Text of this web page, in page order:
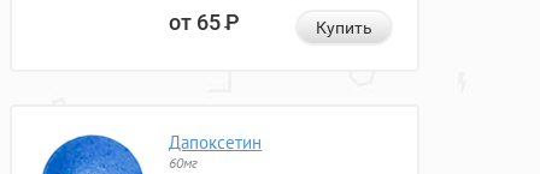
от 65Р Купить
Дапоксетин
60мг